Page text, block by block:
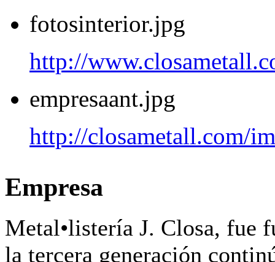
fotosinterior.jpg
http://
empresaant.jpg
http://closametall.com/
Empresa
Metal•listería J. Closa, fue
la tercera generación